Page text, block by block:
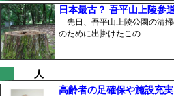
日本最古？ 吾平山上陵参
先日、吾平山上陵公園の清
のために出掛けたこの…
人
高齢者の足確保や施設充